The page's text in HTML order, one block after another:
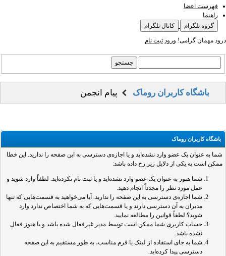
فهرست اعضا
راهنما
گروه تلگرام
کانال تلگرام
درود مهمان گرامی! ورود ثبت نام
باشگاه کاربران روماک پیام انجمن
باشگاه کاربران روماک
شما به عنوان یک عضو وارد نشده‌اید و یا اجازه‌ی دسترسی به این صفحه را ندارید. این خطا
ممکن است به یکی از دلایل زیر رخ داده باشد:
شما هنوز به عنوان یک عضو وارد نشده‌اید و یا ثبت نام نکرده‌اید. لطفاً وارد شوید و
عمل مورد نظر را مجدداً انجام دهید.
شما اجازه‌ی دسترسی به این صفحه را ندارید. آیا می‌خواهید به قسمت‌هایی که تنها
مدیران به آن دسترسی دارند و یا قسمت‌هایی که به شما اختصاص ندارد وارد
شوید؟ لطفاً قوانین را مطالعه نمایید.
حساب کاربری شما ممکن است توسط مدیر غیرفعال شده باشد و یا هنوز فعال
نشده باشد.
شما به جای استفاده از لینک یا فرم مناسب، به طور مستقیم به این صفحه
دسترسی پیدا کرده‌اید.